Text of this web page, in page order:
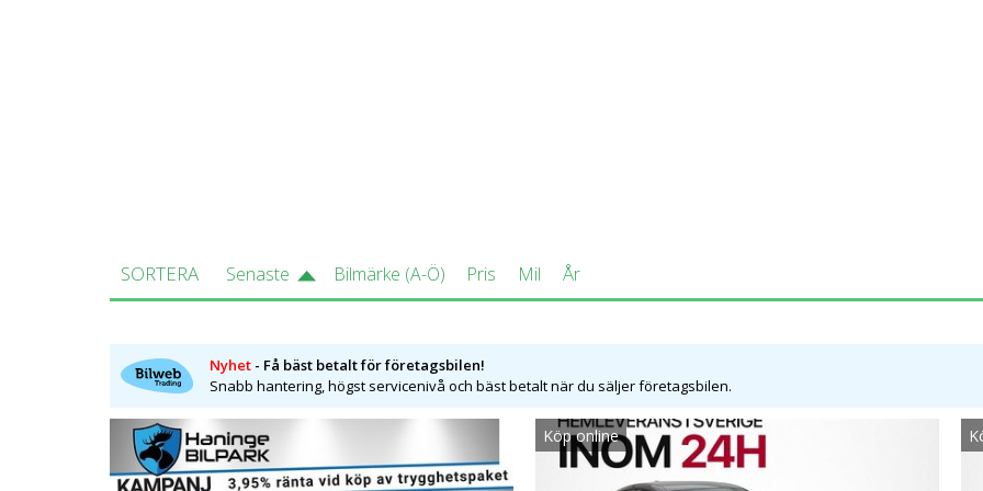
än den fyradörrarsförsedda 3-serie men faktum är fallet är det omvända. Gör man jämförelsen med
uppenbart att det sportigare, och billigare, alternativet 3-serien är modellen mest körglädje över den
SORTERA Senaste Bilmärke (A-Ö) Pris Mil År
Nyhet- Få bäst betalt för företagsbilen!
Snabb hantering, högst servicenivå och bäst betalt när du säljer företagsbilen.
Köp online